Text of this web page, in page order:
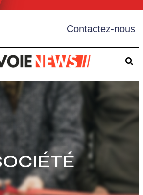
Contactez-nous